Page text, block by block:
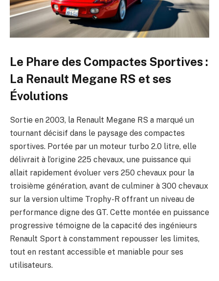
Le Phare des Compactes Sportives :
La Renault Megane RS et ses
Évolutions
Sortie en 2003, la Renault Megane RS a marqué un
tournant décisif dans le paysage des compactes
sportives. Portée par un moteur turbo 2.0 litre, elle
délivrait à l’origine 225 chevaux, une puissance qui
allait rapidement évoluer vers 250 chevaux pour la
troisième génération, avant de culminer à 300 chevaux
sur la version ultime Trophy-R offrant un niveau de
performance digne des GT. Cette montée en puissance
progressive témoigne de la capacité des ingénieurs
Renault Sport à constamment repousser les limites,
tout en restant accessible et maniable pour ses
utilisateurs.